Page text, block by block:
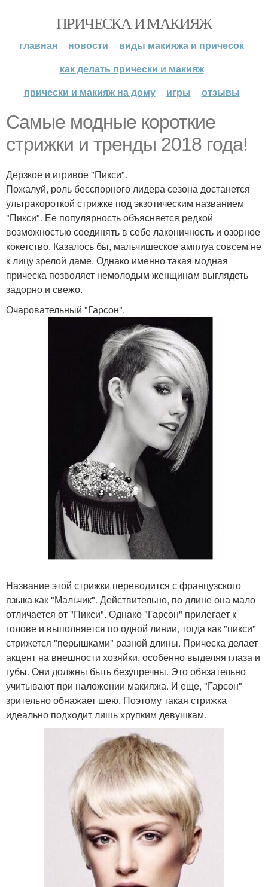
ПРИЧЕСКА И МАКИЯЖ
главная новости
виды макияжа и причесок
как делать прически и макияж
прически и макияж на дому
игры отзывы
Самые модные короткие
стрижки и тренды 2018 года!
Дерзкое и игривое "Пикси".
Пожалуй, роль бесспорного лидера сезона достанется
ультракороткой стрижке под экзотическим названием
"Пикси". Ее популярность объясняется редкой
возможностью соединять в себе лаконичность и озорное
кокетство. Казалось бы, мальчишеское амплуа совсем не
к лицу зрелой даме. Однако именно такая модная
прическа позволяет немолодым женщинам выглядеть
задорно и свежо.
Очаровательный "Гарсон".
Название этой стрижки переводится с французского
языка как "Мальчик". Действительно, по длине она мало
отличается от "Пикси". Однако "Гарсон" прилегает к
голове и выполняется по одной линии, тогда как "пикси"
стрижется "перышками" разной длины. Прическа делает
акцент на внешности хозяйки, особенно выделяя глаза и
губы. Они должны быть безупречны. Это обязательно
учитывают при наложении макияжа. И еще, "Гарсон"
зрительно обнажает шею. Поэтому такая стрижка
идеально подходит лишь хрупким девушкам.